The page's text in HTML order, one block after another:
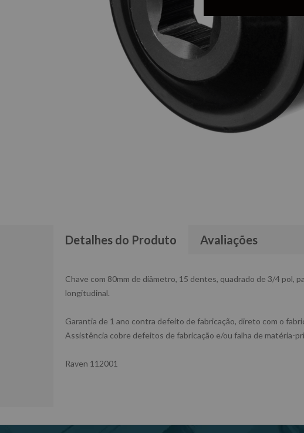
Detalhes do Produto Avaliações
Chave com 80mm de diâmetro, 15 dentes, quadrado de 3/4 pol,
longitudinal.
Garantia de 1 ano contra defeito de fabricação, direto com o
Assistência cobre defeitos de fabricação e/ou falha de matéria-
Raven 112001